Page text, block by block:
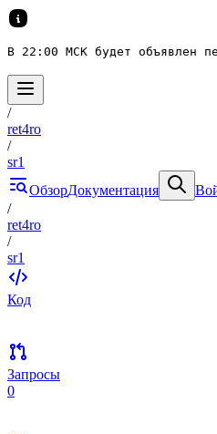
В 22:00 МСК будет объявлен
/
ret4ro
/
sr1
ОбзорДокументация
/
ret4ro
/
sr1
Код
Запросы
0